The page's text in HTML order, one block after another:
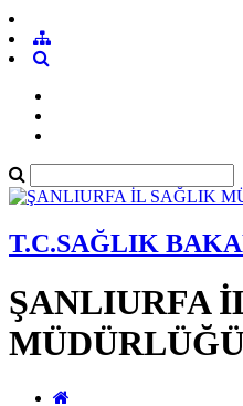
T.C.SAĞLIK
ŞANLIURFA